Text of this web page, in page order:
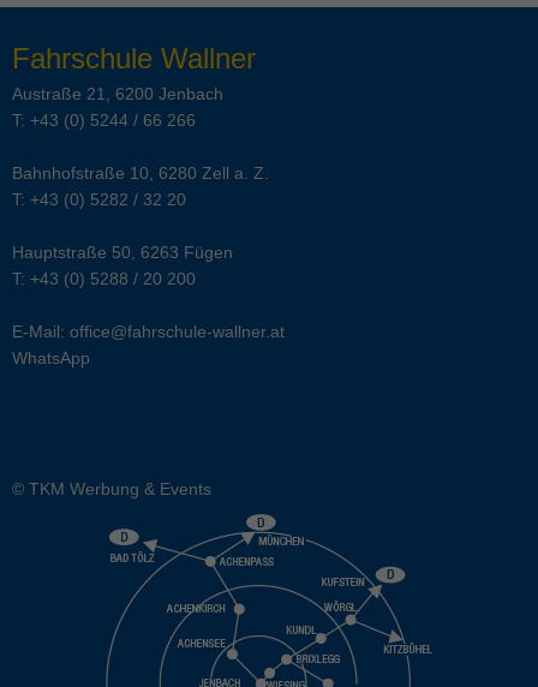
Fahrschule Wallner
Austraße 21, 6200 Jenbach
T: +43 (0) 5244 / 66 266
Bahnhofstraße 10, 6280 Zell a. Z.
T: +43 (0) 5282 / 32 20
Hauptstraße 50, 6263 Fügen
T: +43 (0) 5288 / 20 200
E-Mail: office@fahrschule-wallner.at
WhatsApp
© TKM Werbung & Events